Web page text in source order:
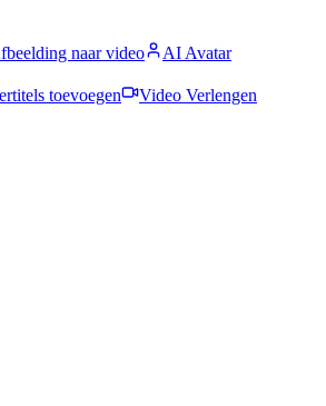
naar video
AI Avatar
toevoegen Video Verlengen